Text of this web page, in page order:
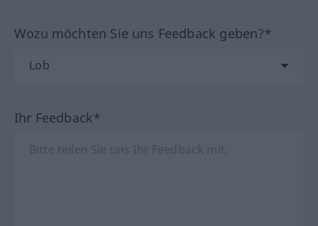
Wozu möchten Sie uns Feedback geben?*
Ihr Feedback*